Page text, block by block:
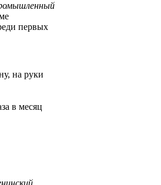
первых
на руки
в месяц